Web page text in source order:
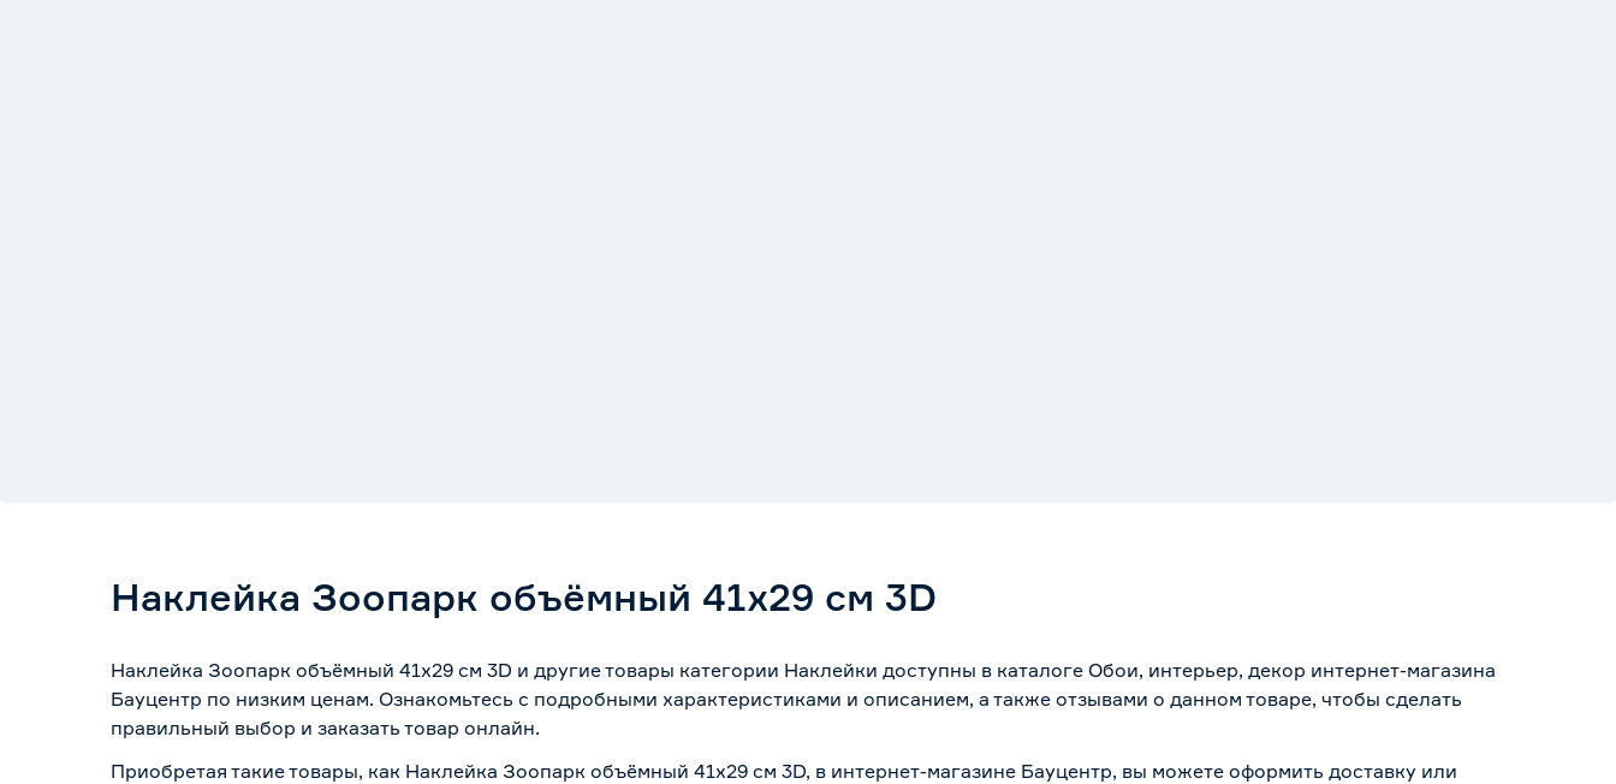
Наклейка Зоопарк объёмный 41х29 см 3D
Наклейка Зоопарк объёмный 41х29 см 3D и другие товары категории Наклейки доступны в каталоге Обои, интерьер, декор интернет-магазина
Бауцентр по низким ценам. Ознакомьтесь с подробными характеристиками и описанием, а также отзывами о данном товаре, чтобы сделать
правильный выбор и заказать товар онлайн.
Приобретая такие товары, как Наклейка Зоопарк объёмный 41х29 см 3D, в интернет-магазине Бауцентр, вы можете оформить доставку или